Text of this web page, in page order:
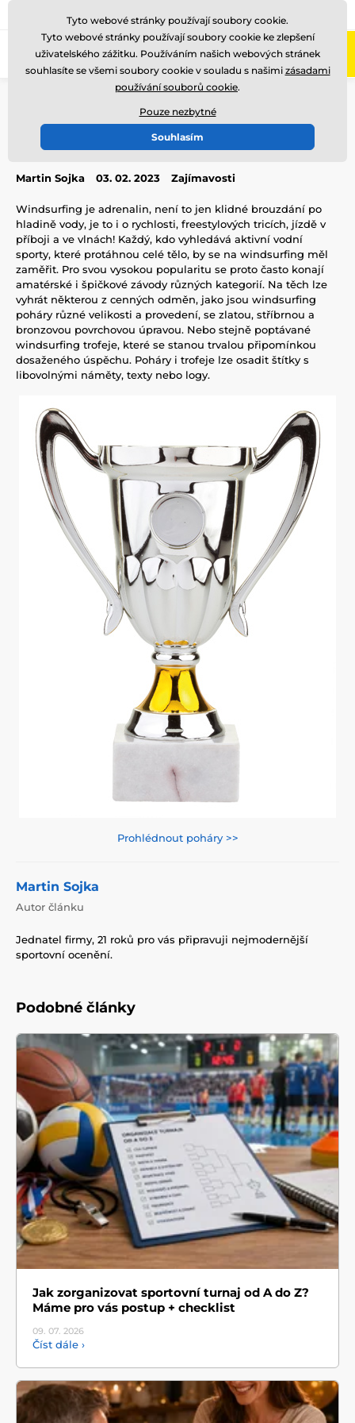
Zavolejte nám (Po-Pá 8-17)
Windsurfing poháry
Martin Sojka 03. 02. 2023 Zajímavosti
Windsurfing je adrenalin, není to jen klidné brouzdání po
hladině vody, je to i o rychlosti, freestylových tricích, jízdě v
příboji a ve vlnách! Každý, kdo vyhledává aktivní vodní
sporty, které protáhnou celé tělo, by se na windsurfing měl
zaměřit. Pro svou vysokou popularitu se proto často konají
amatérské i špičkové závody různých kategorií. Na těch lze
vyhrát některou z cenných odměn, jako jsou windsurfing
poháry různé velikosti a provedení, se zlatou, stříbrnou a
bronzovou povrchovou úpravou. Nebo stejně poptávané
windsurfing trofeje, které se stanou trvalou připomínkou
dosaženého úspěchu. Poháry i trofeje lze osadit štítky s
libovolnými náměty, texty nebo logy.
Prohlédnout poháry >>
Martin Sojka
Autor článku
Jednatel firmy, 21 roků pro vás připravuji nejmodernější
sportovní ocenění.
Podobné články
Jak zorganizovat sportovní turnaj od A do Z?
Máme pro vás postup + checklist
09. 07. 2026
Číst dále ›
Tyto webové stránky používají soubory cookie.
Tyto webové stránky používají soubory cookie ke zlepšení
uživatelského zážitku. Používáním našich webových stránek
souhlasíte se všemi soubory cookie v souladu s našimi zásadami
používání souborů cookie.
Pouze nezbytné
Souhlasím